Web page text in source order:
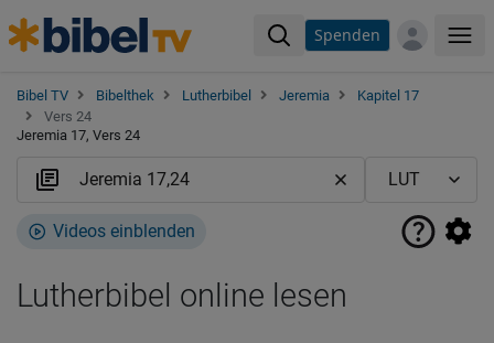
Spenden
Bibel TV Bibelthek Lutherbibel Jeremia
Kapitel 17
Vers 24
Jeremia 17, Vers 24
Videos einblenden
Lutherbibel online lesen